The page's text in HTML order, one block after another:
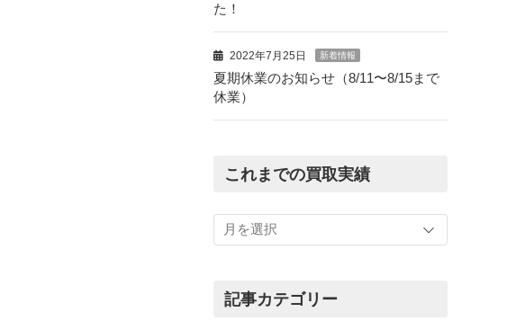
た！
2022年7月25日 新着情報
夏期休業のお知らせ（8/11〜8/15まで
休業）
これまでの買取実績
ま
買記事カテゴリー